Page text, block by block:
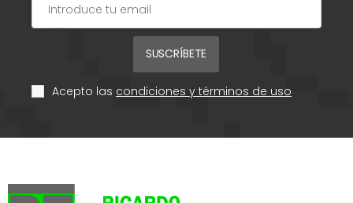
SUSCRÍBETE
Acepto las condiciones y términos de uso